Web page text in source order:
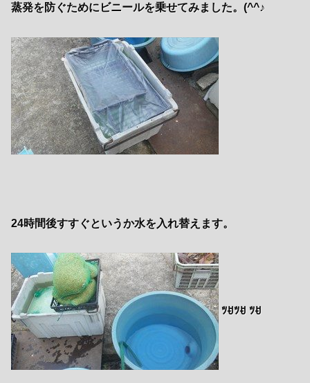
蒸発を防ぐためにビニールを乗せてみました。(^^♪
24時間後すすぐというか水を入れ替えます。
ﾂꀀﾂꀀ ﾂꀀ